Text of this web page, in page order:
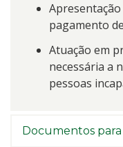
pagamento
Atuação em
necessária a
pessoas
Documentos